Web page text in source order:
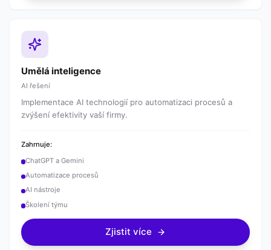
Umělá inteligence
AI řešení
Implementace AI technologií pro automatizaci procesů a
zvýšení efektivity vaší firmy.
Zahrnuje:
ChatGPT a Gemini
Automatizace procesů
AI nástroje
Školení týmu
Zjistit více